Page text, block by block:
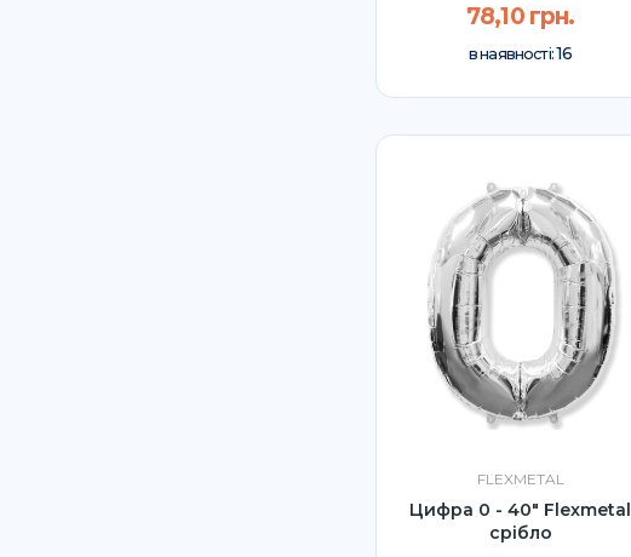
78,10 грн.
в наявності:16
FLEXMETAL
Цифра 0 - 40" Flexmetal
срібло